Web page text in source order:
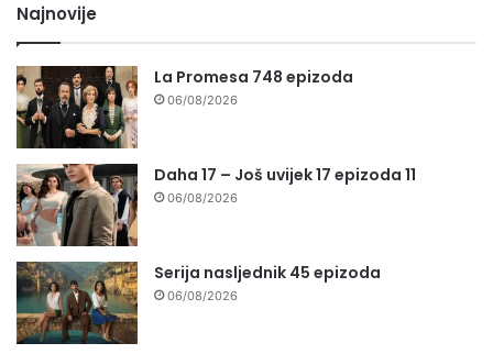
Najnovije
La Promesa 748 epizoda
06/08/2026
Daha 17 – Još uvijek 17 epizoda 11
06/08/2026
Serija nasljednik 45 epizoda
06/08/2026